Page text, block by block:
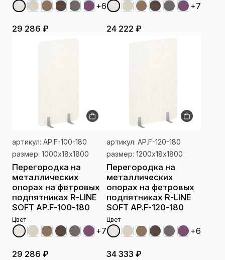
+6
29 286 ₽
+7
24 222 ₽
артикул: AP.F-100-180
размер: 1000х18х1800
Перегородка на
металлических
опорах на фетровых
подпятниках R-LINE
SOFT AP.F-100-180
Цвет
+7
29 286 ₽
артикул: AP.F-120-180
размер: 1200х18х1800
Перегородка на
металлических
опорах на фетровых
подпятниках R-LINE
SOFT AP.F-120-180
Цвет
+6
34 333 ₽